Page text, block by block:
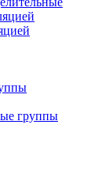
группы